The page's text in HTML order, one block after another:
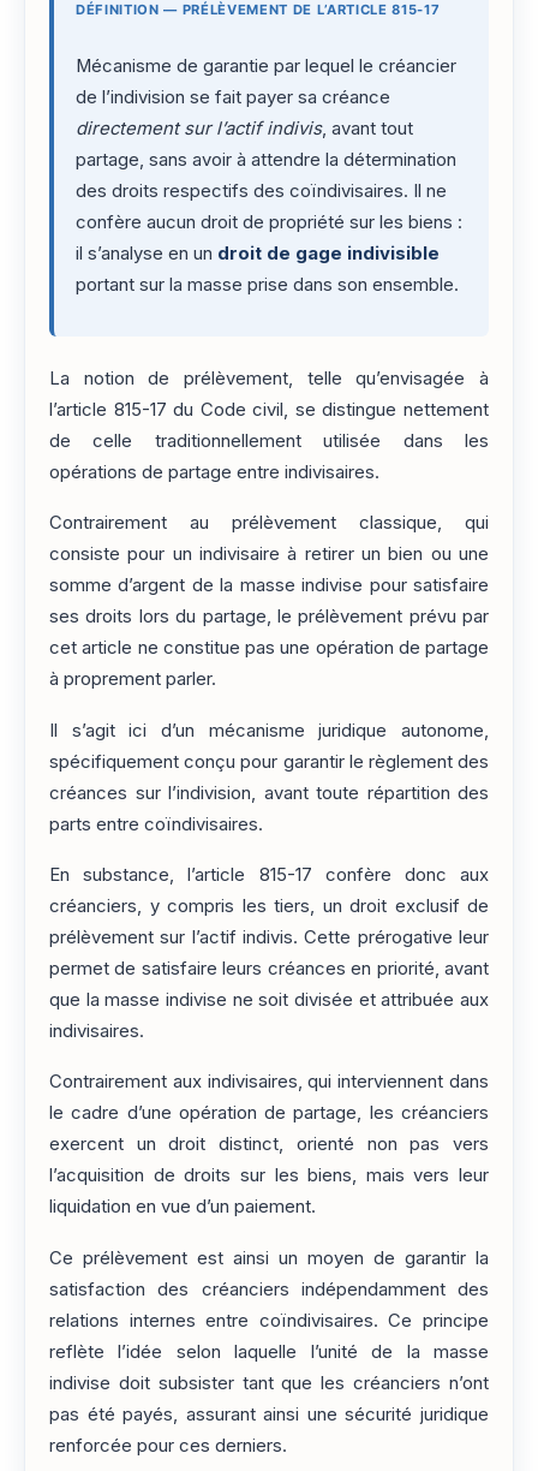
DÉFINITION — PRÉLÈVEMENT DE L’ARTICLE 815-17
Mécanisme de garantie par lequel le créancier
de l’indivision se fait payer sa créance
directement sur l’actif indivis, avant tout
partage, sans avoir à attendre la détermination
des droits respectifs des coïndivisaires. Il ne
confère aucun droit de propriété sur les biens :
il s’analyse en un droit de gage indivisible
portant sur la masse prise dans son ensemble.
La notion de prélèvement, telle qu’envisagée à
l’article 815-17 du Code civil, se distingue nettement
de celle traditionnellement utilisée dans les
opérations de partage entre indivisaires.
Contrairement au prélèvement classique, qui
consiste pour un indivisaire à retirer un bien ou une
somme d’argent de la masse indivise pour satisfaire
ses droits lors du partage, le prélèvement prévu par
cet article ne constitue pas une opération de partage
à proprement parler.
Il s’agit ici d’un mécanisme juridique autonome,
spécifiquement conçu pour garantir le règlement des
créances sur l’indivision, avant toute répartition des
parts entre coïndivisaires.
En substance, l’article 815-17 confère donc aux
créanciers, y compris les tiers, un droit exclusif de
prélèvement sur l’actif indivis. Cette prérogative leur
permet de satisfaire leurs créances en priorité, avant
que la masse indivise ne soit divisée et attribuée aux
indivisaires.
Contrairement aux indivisaires, qui interviennent dans
le cadre d’une opération de partage, les créanciers
exercent un droit distinct, orienté non pas vers
l’acquisition de droits sur les biens, mais vers leur
liquidation en vue d’un paiement.
Ce prélèvement est ainsi un moyen de garantir la
satisfaction des créanciers indépendamment des
relations internes entre coïndivisaires. Ce principe
reflète l’idée selon laquelle l’unité de la masse
indivise doit subsister tant que les créanciers n’ont
pas été payés, assurant ainsi une sécurité juridique
renforcée pour ces derniers.